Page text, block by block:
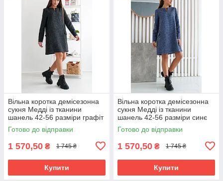
Вільна коротка демісезонна
сукня Медді із тканини
шанель 42-56 разміри графіт
Готово до відправки
1 570,50 ₴ 1 745 ₴
Купити
Вільна коротка демісезонна
сукня Медді із тканини
шанель 42-56 разміри синє
Готово до відправки
1 570,50 ₴ 1 745 ₴
Купити